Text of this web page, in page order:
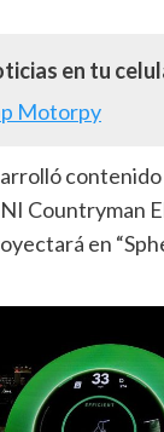
en tu
Motorpy
contenido
Countryman
en